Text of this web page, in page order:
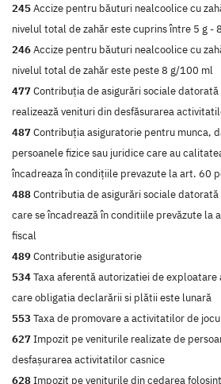
245Accize pentru băuturi nealcoolice cu
nivelul total de zahăr este cuprins între 5 g -
246Accize pentru băuturi nealcoolice cu
nivelul total de zahăr este peste 8 g/100 ml
477Contribuţia de asigurări sociale
realizează venituri din desfăsurarea
487Contribuţia asiguratorie pentru munca,
persoanele fizice sau juridice care au
încadreaza în condiţiile prevazute la art. 60
488Contributia de asigurări sociale
care se încadrează în conditiile prevăzute la
fiscal
489Contributie asiguratorie
534Taxa aferentă autorizatiei de
care obligatia declarării si plătii este lunară
553 Taxa de promovare a activitatilor de
627Impozit pe veniturile realizate de
desfaşurarea activitatilor casnice
628Impozit pe veniturile din cedarea